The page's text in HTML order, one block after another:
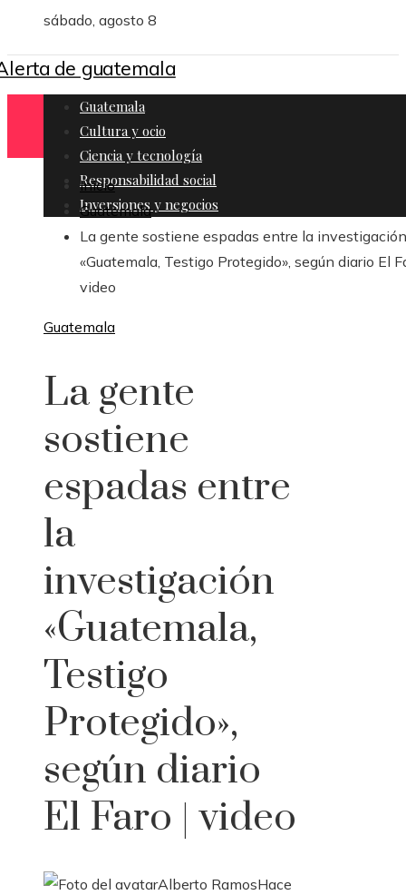
sábado, agosto 8
Guatemala
Cultura y ocio
Ciencia y tecnología
Responsabilidad social
Inversiones y negocios
Inicio
Guatemala
La gente sostiene espadas entre la investigación
«Guatemala, Testigo Protegido», según diario El
video
Guatemala
La gente
sostiene
espadas entre
la
investigación
«Guatemala,
Testigo
Protegido»,
según diario
El Faro | video
Alberto RamosHace